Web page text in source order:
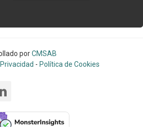
porCMSAB
- Política de Cookies